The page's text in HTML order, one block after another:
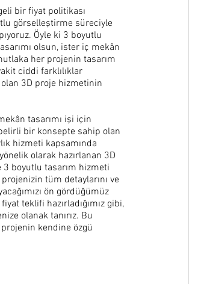
bir fiyat politikası
görselleştirme süreciyle
Öyle ki 3 boyutlu
olsun, ister iç mekân
her projenin tasarım
ciddi farklılıklar
3D proje hizmetinin
tasarımı işi için
bir konsepte sahip olan
hizmeti kapsamında
olarak hazırlanan 3D
3 boyutlu tasarım hizmeti
tüm detaylarını ve
ön gördüğümüz
teklifi hazırladığımız gibi,
olanak tanırız. Bu
projenin kendine özgü